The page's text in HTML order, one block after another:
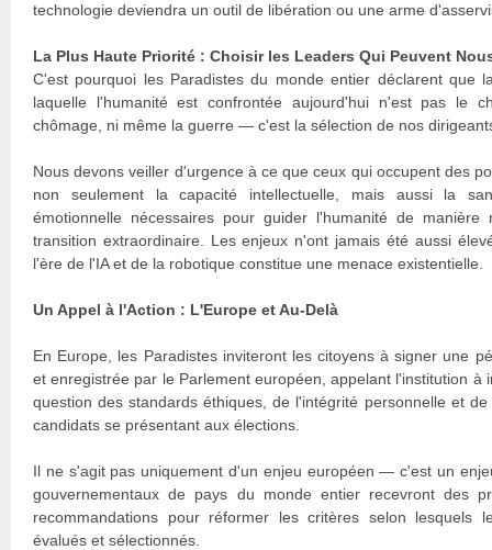
technologie deviendra un outil de libération ou une arme
La Plus Haute Priorité : Choisir les Leaders Qui Peuvent
C'est pourquoi les Paradistes du monde entier déclarent que
laquelle l'humanité est confrontée aujourd'hui n'est pas le
chômage, ni même la guerre — c'est la sélection de nos
Nous devons veiller d'urgence à ce que ceux qui occupent des
non seulement la capacité intellectuelle, mais aussi la
émotionnelle nécessaires pour guider l'humanité de manière
transition extraordinaire. Les enjeux n'ont jamais été aussi
l'ère de l'IA et de la robotique constitue une menace existentielle.
Un Appel à l'Action : L'Europe et Au-Delà
En Europe, les Paradistes inviteront les citoyens à signer une
et enregistrée par le Parlement européen, appelant l'institution à
question des standards éthiques, de l'intégrité personnelle et
candidats se présentant aux élections.
Il ne s'agit pas uniquement d'un enjeu européen — c'est un
gouvernementaux de pays du monde entier recevront des
recommandations pour réformer les critères selon lesquels
évalués et sélectionnés.